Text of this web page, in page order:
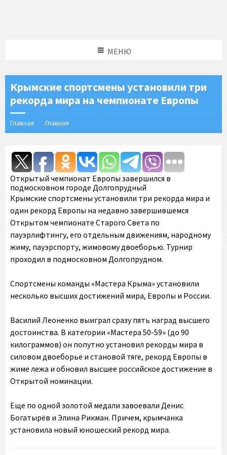
МЕНЮ
Крымские спортсмены установили три
рекорда мира на чемпионате Европы
Главная Главная
Открытый чемпионат Европы завершился в
подмосковном городе Долгопрудный
Крымские спортсмены установили три рекорда мира и
один рекорд Европы на недавно завершившемся
Открытом чемпионате Старого Света по
пауэрлифтингу, его отдельным движениям, народному
жиму, пауэрспорту, жимовому двоеборью. Турнир
проходил в подмосковном Долгопрудном.
Спортсмены команды «Мастера Крыма» установили
несколько высших достижений мира, Европы и России.
Василий Леоненко выиграл сразу пять наград высшего
достоинства. В категории «Мастера 50-59» (до 90
килограммов) он попутно установил рекорды мира в
силовом двоеборье и становой тяге, рекорд Европы в
жиме лежа и обновил высшее российское достижение в
Открытой номинации.
Еще по одной золотой медали завоевали Денис
Богатырёв и Элина Рикман. Причем, крымчанка
установила новый юношеский рекорд мира.